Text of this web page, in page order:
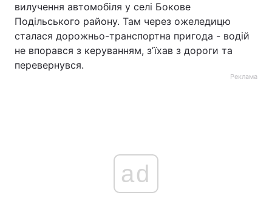
вилучення автомобіля у селі Бокове
Подільського району. Там через ожеледицю
сталася дорожньо-транспортна пригода - водій
не впорався з керуванням, зʼїхав з дороги та
перевернувся.
Реклама
ad